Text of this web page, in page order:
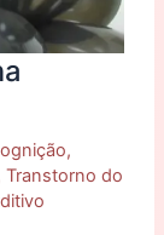
,
Transtorno do